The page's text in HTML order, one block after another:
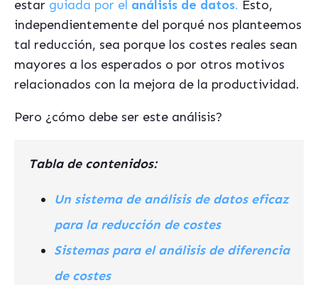
estar guiada por el análisis de datos. Esto,
independientemente del porqué nos planteemos
tal reducción, sea porque los costes reales sean
mayores a los esperados o por otros motivos
relacionados con la mejora de la productividad.
Pero ¿cómo debe ser este análisis?
Tabla de contenidos:
Un sistema de análisis de datos eficaz
para la reducción de costes
Sistemas para el análisis de diferencia
de costes